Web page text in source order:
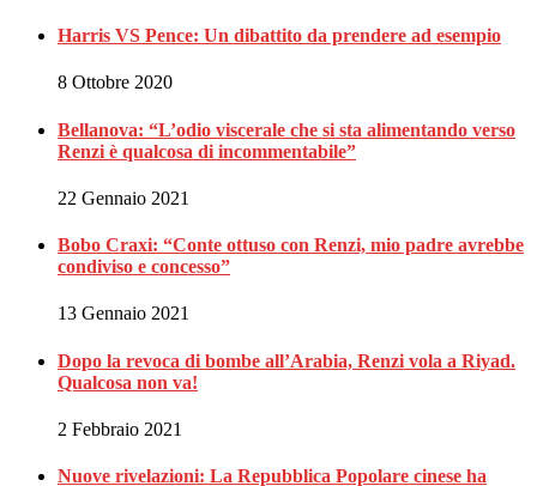
Harris VS Pence: Un dibattito da prendere ad esempio
8 Ottobre 2020
Bellanova: “L’odio viscerale che si sta alimentando verso
Renzi è qualcosa di incommentabile”
22 Gennaio 2021
Bobo Craxi: “Conte ottuso con Renzi, mio padre avrebbe
condiviso e concesso”
13 Gennaio 2021
Dopo la revoca di bombe all’Arabia, Renzi vola a Riyad.
Qualcosa non va!
2 Febbraio 2021
Nuove rivelazioni: La Repubblica Popolare cinese ha